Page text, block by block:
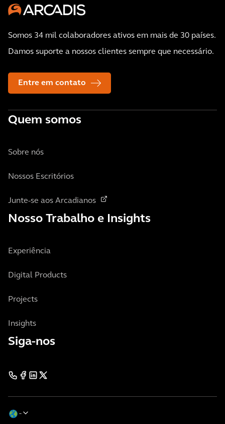
Somos 34 mil colaboradores ativos em mais de 30 países.
Damos suporte a nossos clientes sempre que necessário.
Entre em contato
Quem somos
Sobre nós
Nossos Escritórios
Junte-se aos Arcadianos
Nosso Trabalho e Insights
Experiência
Digital Products
Projects
Insights
Siga-nos